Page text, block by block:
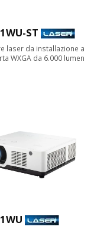
ST
laser da installazione a
WXGA da 6.000 lumen